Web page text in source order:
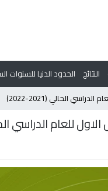
النتائج الحدود الدنيا للسنوات
الحالي (2021-2022)
الدراسي الحالي